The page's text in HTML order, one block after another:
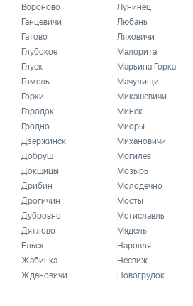
Вороново
Ганцевичи
Гатово
Глубокое
Глуск
Гомель
Горки
Городок
Гродно
Дзержинск
Добруш
Докшицы
Дрибин
Дрогичин
Дубровно
Дятлово
Ельск
Жабинка
Ждановичи
Лунинец
Любань
Ляховичи
Малорита
Марьина Горка
Мачулищи
Микашевичи
Минск
Миоры
Михановичи
Могилев
Мозырь
Молодечно
Мосты
Мстиславль
Мядель
Наровля
Несвиж
Новогрудок